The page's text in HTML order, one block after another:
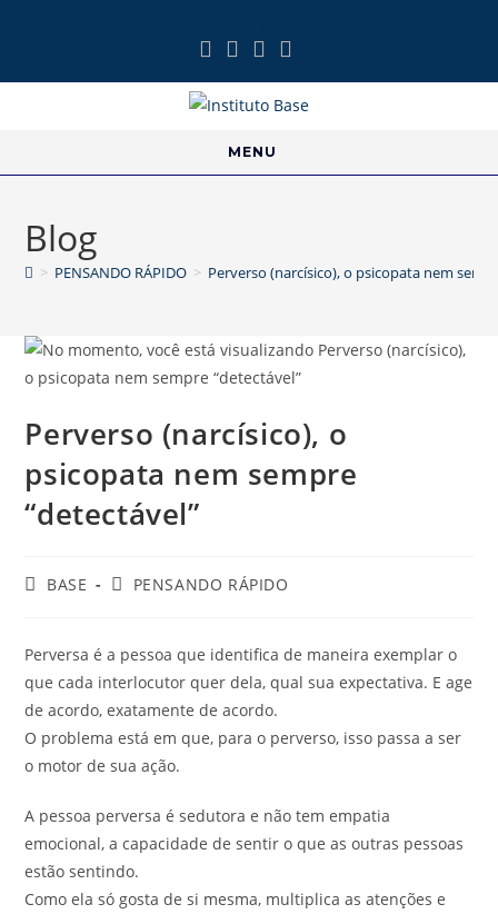
MENU
Blog
> PENSANDO RÁPIDO > Perverso (narcísico), o psicopata nem
Perverso (narcísico), o
psicopata nem sempre
“detectável”
BASE PENSANDO RÁPIDO
Perversa é a pessoa que identifica de maneira exemplar o
que cada interlocutor quer dela, qual sua expectativa. E age
de acordo, exatamente de acordo.
O problema está em que, para o perverso, isso passa a ser
o motor de sua ação.
A pessoa perversa é sedutora e não tem empatia
emocional, a capacidade de sentir o que as outras pessoas
estão sentindo.
Como ela só gosta de si mesma, multiplica as atenções e